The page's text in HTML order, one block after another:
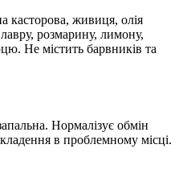
касторова, живиця, олія
лавру, розмарину, лимону,
Не містить барвників та
Нормалізує обмін
в проблемному місці.